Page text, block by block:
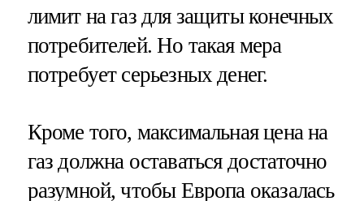
лимит на газ для защиты конечных
потребителей. Но такая мера
потребует серьезных денег.
Кроме того, максимальная цена на
газ должна оставаться достаточно
разумной, чтобы Европа оказалась